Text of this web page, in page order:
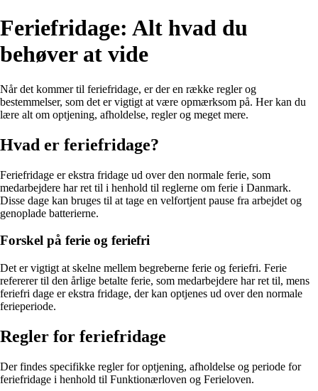
Feriefridage: Alt hvad du
behøver at vide
Når det kommer til feriefridage, er der en række regler og
bestemmelser, som det er vigtigt at være opmærksom på. Her kan du
lære alt om optjening, afholdelse, regler og meget mere.
Hvad er feriefridage?
Feriefridage er ekstra fridage ud over den normale ferie, som
medarbejdere har ret til i henhold til reglerne om ferie i Danmark.
Disse dage kan bruges til at tage en velfortjent pause fra arbejdet og
genoplade batterierne.
Forskel på ferie og feriefri
Det er vigtigt at skelne mellem begreberne ferie og feriefri. Ferie
refererer til den årlige betalte ferie, som medarbejdere har ret til, mens
feriefri dage er ekstra fridage, der kan optjenes ud over den normale
ferieperiode.
Regler for feriefridage
Der findes specifikke regler for optjening, afholdelse og periode for
feriefridage i henhold til Funktionærloven og Ferieloven.